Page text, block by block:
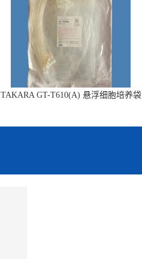
TAKARA GT-T610(A) 悬浮细胞培养袋